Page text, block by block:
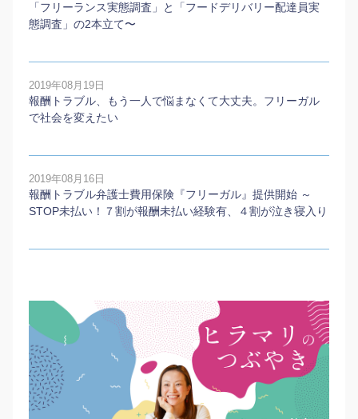
「フリーランス実態調査」と「フードデリバリー配達員実
態調査」の2本⽴て〜
2019年08月19日
報酬トラブル、もう一人で悩まなくて大丈夫。フリーガル
で社会を変えたい
2019年08月16日
報酬トラブル弁護士費用保険『フリーガル』提供開始 ～
STOP未払い！７割が報酬未払い経験有、４割が泣き寝入り